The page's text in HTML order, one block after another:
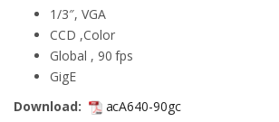
ของลูกค้า1/3″, VGA
CCD ,Color
Global , 90 fps
GigE
Download:
acA640-90gc